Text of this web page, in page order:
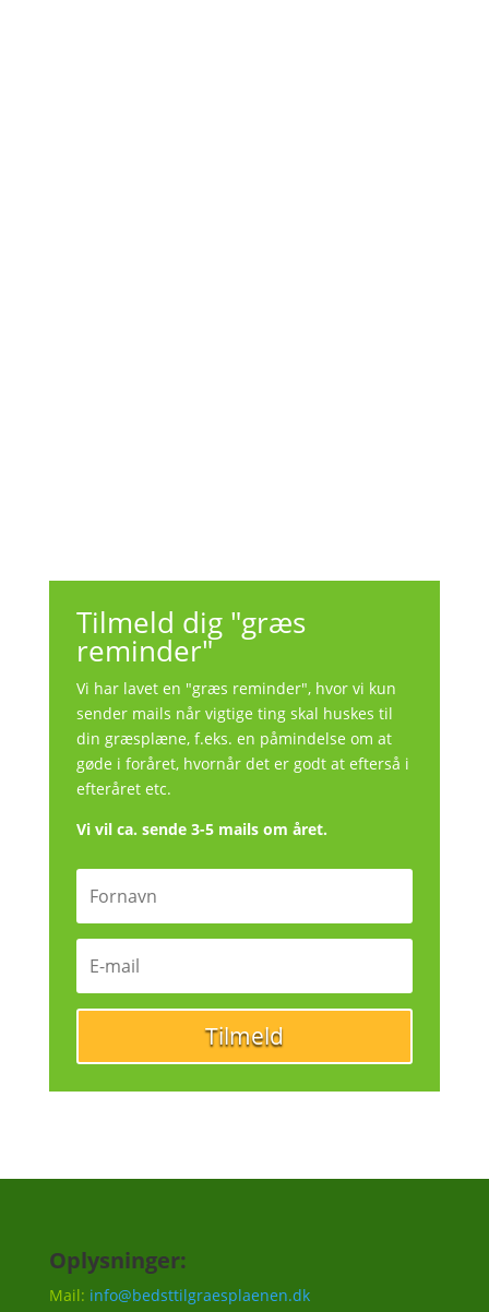
Tilmeld dig "græs
reminder"
Vi har lavet en "græs reminder", hvor vi kun
sender mails når vigtige ting skal huskes til
din græsplæne, f.eks. en påmindelse om at
gøde i foråret, hvornår det er godt at efterså i
efteråret etc.
Vi vil ca. sende 3-5 mails om året.
Tilmeld
Oplysninger:
Mail: info@bedsttilgraesplaenen.dk